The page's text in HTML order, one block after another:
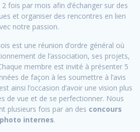
fois par mois afin d’échanger sur des
et organiser des rencontres en lien
notre passion.
est une réunion d’ordre général où
de l’association, ses projets,
membre est invité à présenter 5
de façon à les soumettre à l’avis
ainsi l’occasion d’avoir une vision plus
de vue et de se perfectionner. Nous
plusieurs fois par an des concours
photo internes.